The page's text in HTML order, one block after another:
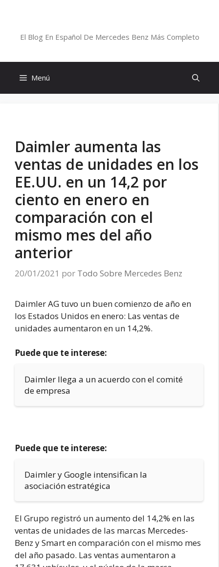
El Blog En Español De Mercedes Benz Más Completo
Menú
Daimler aumenta las
ventas de unidades en los
EE.UU. en un 14,2 por
ciento en enero en
comparación con el
mismo mes del año
anterior
20/01/2021 por Todo Sobre Mercedes Benz
Daimler AG tuvo un buen comienzo de año en
los Estados Unidos en enero: Las ventas de
unidades aumentaron en un 14,2%.
Puede que te interese:
Daimler llega a un acuerdo con el comité
de empresa
Puede que te interese:
Daimler y Google intensifican la
asociación estratégica
El Grupo registró un aumento del 14,2% en las
ventas de unidades de las marcas Mercedes-
Benz y Smart en comparación con el mismo mes
del año pasado. Las ventas aumentaron a